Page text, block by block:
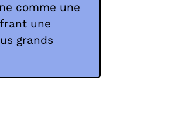
comme une
une
grands